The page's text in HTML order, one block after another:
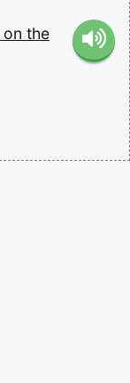
on the